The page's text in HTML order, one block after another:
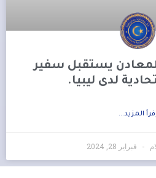
يستقبل سفير
لدى ليبيا.
إفرأ المزيد...
فبراير 28, 2024